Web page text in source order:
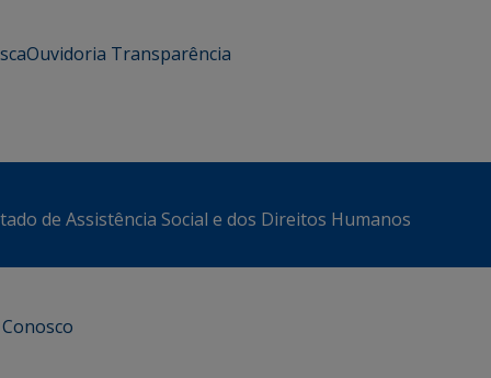
Ouvidoria Transparência
de Assistência Social e dos Direitos Humanos